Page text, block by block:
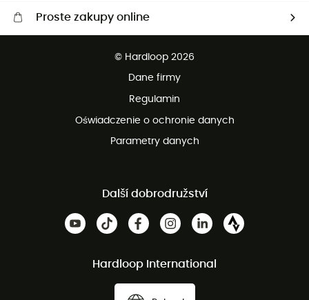
Proste zakupy online
100 dni na bezpłatny zwrot
© Hardloop 2026
Dane firmy
Regulamin
Oświadczenie o ochronie danych
Parametry danych
Další dobrodružství
Hardloop International